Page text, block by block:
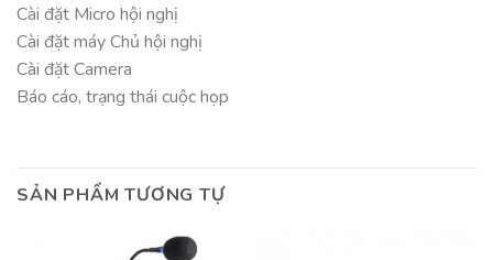
Cài đặt Micro hội nghị
Cài đặt máy Chủ hội nghị
Cài đặt Camera
Báo cáo, trạng thái cuộc họp
SẢN PHẨM TƯƠNG TỰ